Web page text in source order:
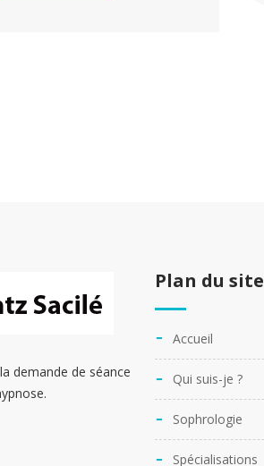
demande de séance
Plan du site
Accueil
Qui suis-je ?
Sophrologie
Spécialisations